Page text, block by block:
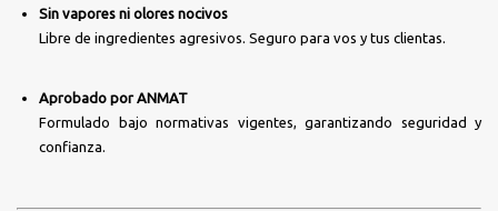
Sin vapores ni olores nocivos
Libre de ingredientes agresivos. Seguro para vos y tus clientas.
Aprobado por ANMAT
Formulado bajo normativas vigentes, garantizando seguridad y
confianza.